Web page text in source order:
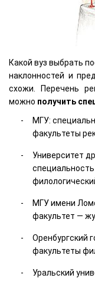
Какой вуз выбрать
наклонностей и
схожи. Перечень
можно получить
МГУ:
факультеты
Университет
МГУ имени
факультет —
Оренбургский
факультеты
Уральский